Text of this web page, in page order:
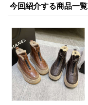
今回紹介する商品一覧